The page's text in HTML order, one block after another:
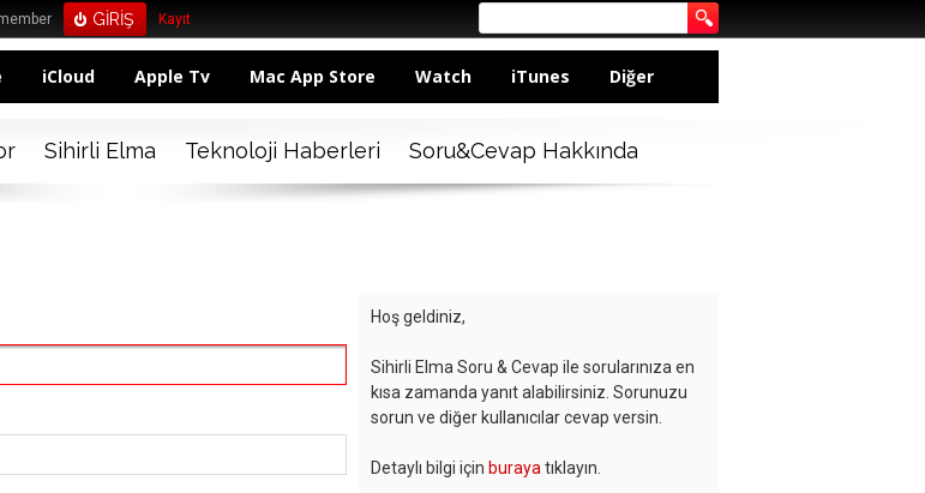
Kayıt
iCloud Apple Tv Mac App Store Watch iTunes Diğer
Sihirli Elma Teknoloji Haberleri Soru&Cevap Hakkında
Hoş geldiniz,
Sihirli Elma Soru & Cevap ile sorularınıza en
kısa zamanda yanıt alabilirsiniz. Sorunuzu
sorun ve diğer kullanıcılar cevap versin.
Detaylı bilgi için buraya tıklayın.